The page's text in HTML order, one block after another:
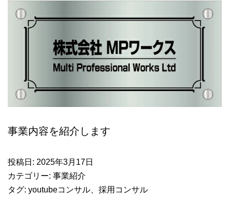
事業内容を紹介します
投稿日: 2025年3月17日
カテゴリー: 事業紹介
タグ: youtubeコンサル 採用コンサル